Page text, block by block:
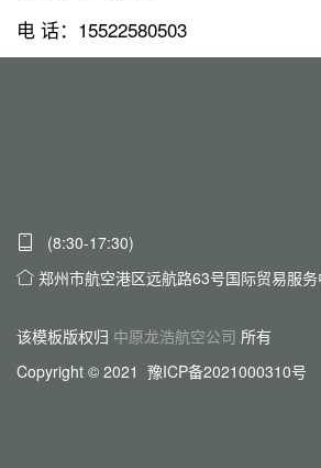
电 话：15522580503
(8:30-17:30)
郑州市航空港区远航路63号国际贸易服
该模板版权归 中原龙浩航空公司 所有
Copyright © 2021 豫ICP备2021000310号